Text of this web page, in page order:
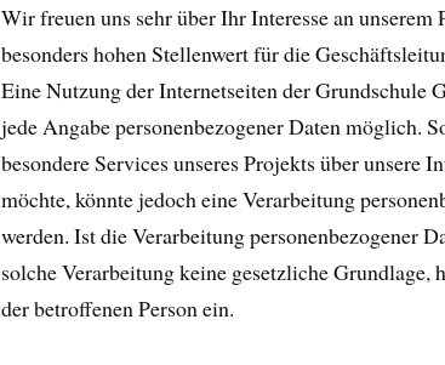
Wir freuen uns sehr über Ihr Interesse an unserem
besonders hohen Stellenwert für die
Eine Nutzung der Internetseiten der Grundschule
jede Angabe personenbezogener Daten möglich.
besondere Services unseres Projekts über unsere
möchte, könnte jedoch eine Verarbeitung
werden. Ist die Verarbeitung personenbezogener
solche Verarbeitung keine gesetzliche
der betroffenen Person ein.